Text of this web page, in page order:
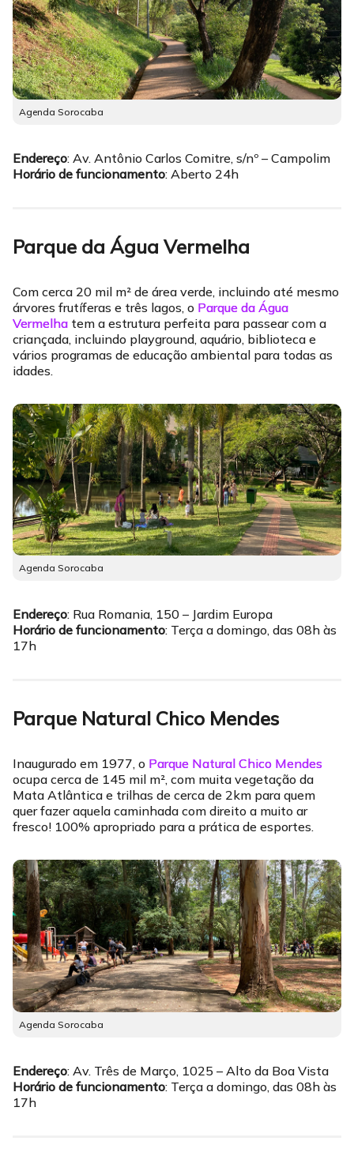
Agenda Sorocaba
Endereço: Av. Antônio Carlos Comitre, s/nº – Campolim
Horário de funcionamento: Aberto 24h
Parque da Água Vermelha
Com cerca 20 mil m² de área verde, incluindo até mesmo
árvores frutíferas e três lagos, o Parque da Água
Vermelha tem a estrutura perfeita para passear com a
criançada, incluindo playground, aquário, biblioteca e
vários programas de educação ambiental para todas as
idades.
Agenda Sorocaba
Endereço: Rua Romania, 150 – Jardim Europa
Horário de funcionamento: Terça a domingo, das 08h às
17h
Parque Natural Chico Mendes
Inaugurado em 1977, o Parque Natural Chico Mendes
ocupa cerca de 145 mil m², com muita vegetação da
Mata Atlântica e trilhas de cerca de 2km para quem
quer fazer aquela caminhada com direito a muito ar
fresco! 100% apropriado para a prática de esportes.
Agenda Sorocaba
Endereço: Av. Três de Março, 1025 – Alto da Boa Vista
Horário de funcionamento: Terça a domingo, das 08h às
17h